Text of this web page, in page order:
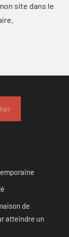
site dans le
de
atteindre un